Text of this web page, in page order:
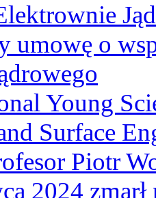
umowę o
Young
Surface
Piotr
2024